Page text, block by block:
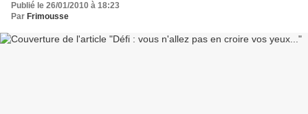
Publié le 26/01/2010 à 18:23
Par Frimousse